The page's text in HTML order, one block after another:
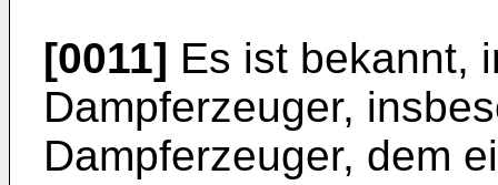
[0011] Es ist bekannt,
Dampferzeuger,
Dampferzeuger, dem